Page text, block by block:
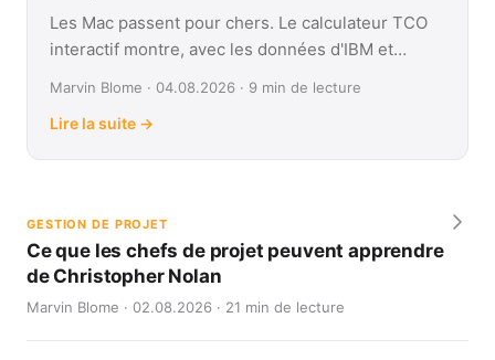
Les Mac passent pour chers. Le calculateur TCO
interactif montre, avec les données d'IBM et
Marvin Blome · 04.08.2026 · 9 min de lecture
Lire la suite →
GESTION DE PROJET
Ce que les chefs de projet peuvent apprendre
de Christopher Nolan
Marvin Blome · 02.08.2026 · 21 min de lecture